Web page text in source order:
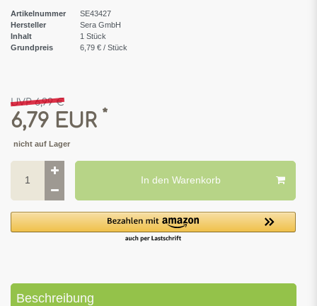
Artikelnummer
SE43427
Hersteller
Sera GmbH
Inhalt
1 Stück
Grundpreis
6,79 € / Stück
UVP 6,99 €
6,79 EUR *
nicht auf Lager
In den Warenkorb
Beschreibung